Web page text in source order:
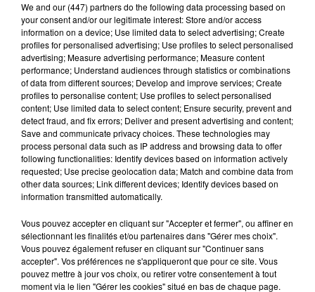
Lecture (1 min 16 sec)
100%
16 mai 2025 - 1 min 16 sec
L'AGENDA DU BÉARN DU 16/05/2025 À 10H41
We and our (447) partnersdo the following data processing based on
your consent and/or our legitimate interest: Store and/or access
information on a device; Use limited data to select advertising; Create
profiles for personalised advertising; Use profiles to select personalised
advertising; Measure advertising performance; Measure content
performance; Understand audiences through statistics or combinations
of data from different sources; Develop and improve services; Create
profiles to personalise content; Use profiles to select personalised
content; Use limited data to select content; Ensure security, prevent and
detect fraud, and fix errors; Deliver and present advertising and content;
Save and communicate privacy choices. These technologies may
process personal data such as IP address and browsing data to offer
following functionalities: Identify devices based on information actively
requested; Use precise geolocation data; Match and combine data from
other data sources; Link different devices; Identify devices based on
information transmitted automatically.
Vous pouvez accepter en cliquant sur "Accepter et fermer", ou affiner en
sélectionnant les finalités et/ou partenaires dans "Gérer mes choix".
Vous pouvez également refuser en cliquant sur "Continuer sans
accepter". Vos préférences ne s'appliqueront que pour ce site. Vous
pouvez mettre à jour vos choix, ou retirer votre consentement à tout
moment via le lien "Gérer les cookies" situé en bas de chaque page.